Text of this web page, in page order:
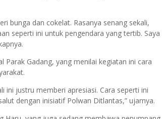
bunga dan cokelat. Rasanya senang sekali,
seperti ini untuk pengendara yang tertib. Saya
Parak Gadang, yang menilai kegiatan ini cara
ini justru memberi apresiasi. Cara seperti ini
dengan inisiatif Polwan Ditlantas,” ujarnya.